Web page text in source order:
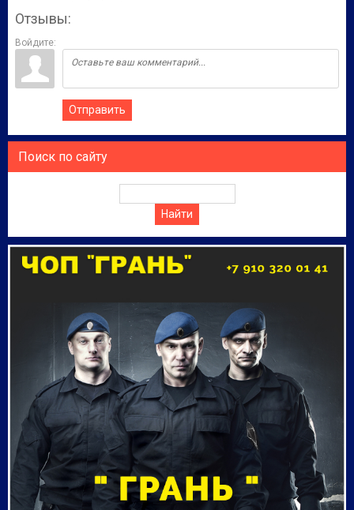
Отзывы:
Войдите:
Отправить
Поиск по сайту